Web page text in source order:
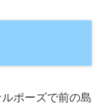
ポーズで前の島